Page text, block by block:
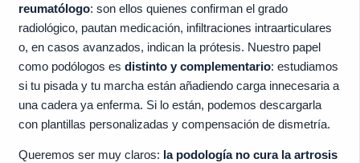
reumatólogo: son ellos quienes confirman el grado
radiológico, pautan medicación, infiltraciones intraarticulares
o, en casos avanzados, indican la prótesis. Nuestro papel
como podólogos es distinto y complementario: estudiamos
si tu pisada y tu marcha están añadiendo carga innecesaria a
una cadera ya enferma. Si lo están, podemos descargarla
con plantillas personalizadas y compensación de dismetría.
Queremos ser muy claros: la podología no cura la artrosis